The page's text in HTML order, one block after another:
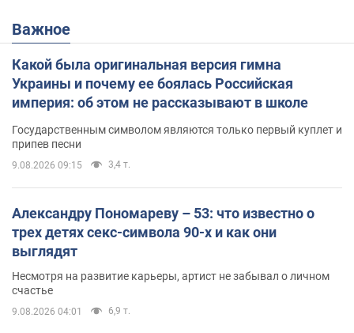
Важное
Какой была оригинальная версия гимна
Украины и почему ее боялась Российская
империя: об этом не рассказывают в школе
Государственным символом являются только первый куплет и
припев песни
9.08.2026 09:15 3,4 т.
Александру Пономареву – 53: что известно о
трех детях секс-символа 90-х и как они
выглядят
Несмотря на развитие карьеры, артист не забывал о личном
счастье
9.08.2026 04:01 6,9 т.